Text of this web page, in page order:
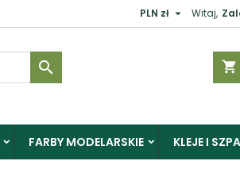
Witaj,
PLN zł 
shopping_cart

FARBY MODELARSKIE KLEJE I